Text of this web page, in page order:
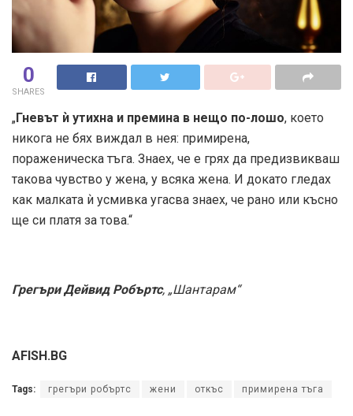
0
SHARES
„Гневът ѝ утихна и премина в нещо по-лошо, което
никога не бях виждал в нея: примирена,
пораженическа тъга. Знаех, че е грях да предизвикваш
такова чувство у жена, у всяка жена. И докато гледах
как малката ѝ усмивка угасва знаех, че рано или късно
ще си платя за това.“
Грегъри Дейвид Робъртс, „Шантарам“
AFISH.BG
Tags: грегъри робъртс жени откъс примирена тъга